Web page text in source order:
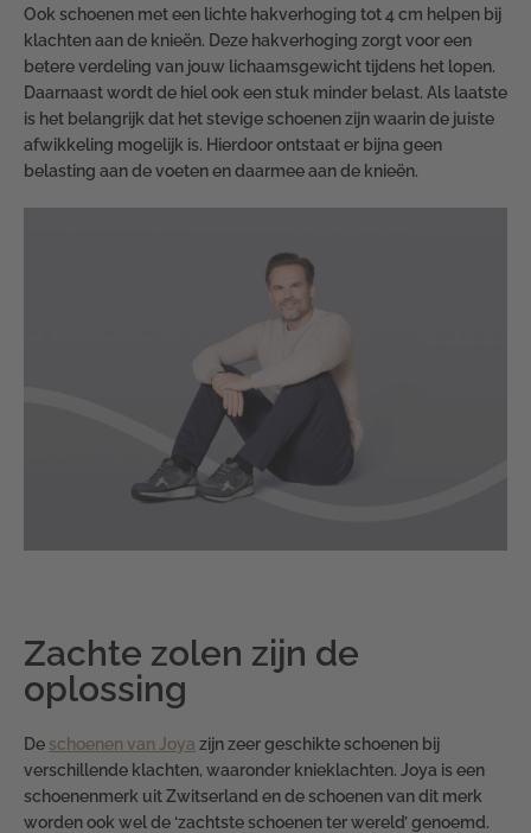
Ook schoenen met een lichte hakverhoging tot 4 cm helpen bij
klachten aan de knieën. Deze hakverhoging zorgt voor een
betere verdeling van jouw lichaamsgewicht tijdens het lopen.
Daarnaast wordt de hiel ook een stuk minder belast. Als laatste
is het belangrijk dat het stevige schoenen zijn waarin de juiste
afwikkeling mogelijk is. Hierdoor ontstaat er bijna geen
belasting aan de voeten en daarmee aan de knieën.
Zachte zolen zijn de
oplossing
De schoenen van Joya zijn zeer geschikte schoenen bij
verschillende klachten, waaronder knieklachten. Joya is een
schoenenmerk uit Zwitserland en de schoenen van dit merk
worden ook wel de ‘zachtste schoenen ter wereld’ genoemd.